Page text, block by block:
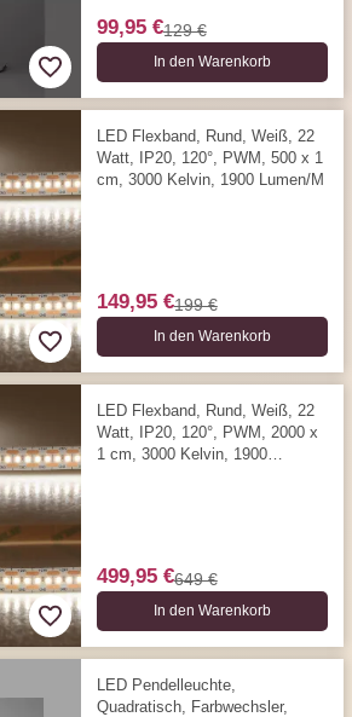
99,95 €129 €
In den Warenkorb
LED Flexband, Rund, Weiß, 22
Watt, IP20, 120°, PWM, 500 x 1
cm, 3000 Kelvin, 1900 Lumen/M
149,95 €199 €
In den Warenkorb
LED Flexband, Rund, Weiß, 22
Watt, IP20, 120°, PWM, 2000 x
1 cm, 3000 Kelvin, 1900
499,95 €649 €
In den Warenkorb
LED Pendelleuchte,
Quadratisch, Farbwechsler,